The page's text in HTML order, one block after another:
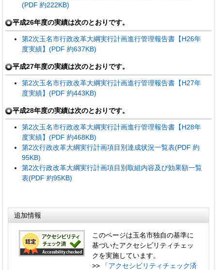
(PDF 約222KB)
平成26年度の実績は次のとおりです。
第2次玉名市行政改革大綱実行計画進行管理報告書【H26年
度実績】(PDF 約637KB)
平成27年度の実績は次のとおりです。
第2次玉名市行政改革大綱実行計画進行管理報告書【H27年
度実績】(PDF 約443KB)
平成28年度の実績は次のとおりです。
第2次玉名市行政改革大綱実行計画進行管理報告書【H28年
度実績】(PDF 約468KB)
第2次行政改革大綱実行計画項目別達成状況一覧表(PDF 約
95KB)
第2次行政改革大綱実行計画項目別取組内容及び効果額一覧
表(PDF 約95KB)
追加情報
このページは玉名市独自の基準に
基づいたアクセシビリティチェッ
クを実施しています。
>>
「アクセシビリティチェック済